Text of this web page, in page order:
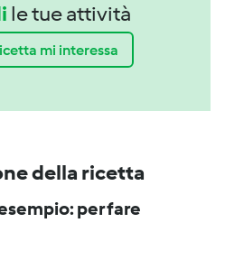
le tue attività
mi interessa
della ricetta
per fare